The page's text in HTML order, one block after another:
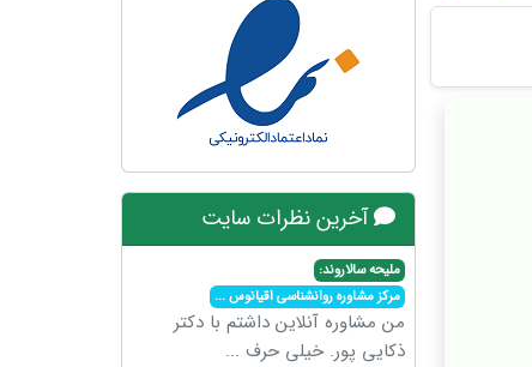
آخرین نظرات سایت
ملیحه سالاروند:
مرکز مشاوره روانشناسی اقیانوس...
من مشاوره آنلاین داشتم با دکتر
ذکایی پور. خیلی حرف ...